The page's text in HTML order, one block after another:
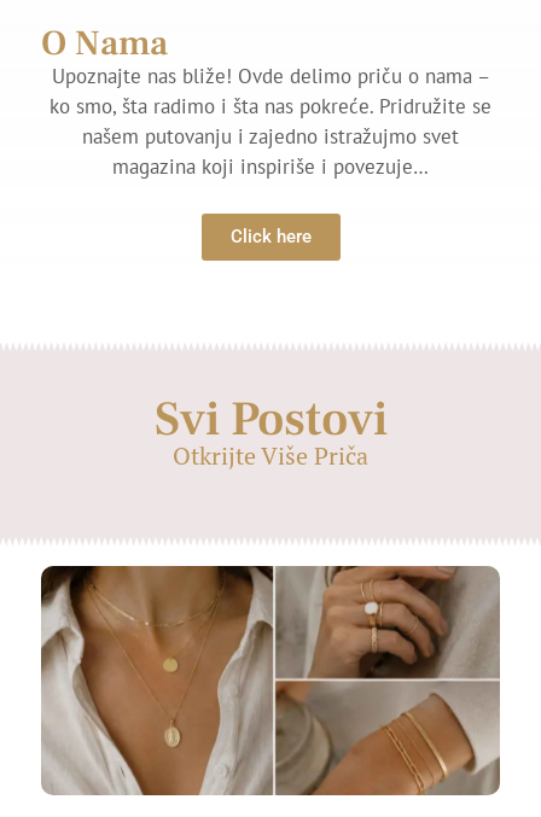
O Nama
Upoznajte nas bliže! Ovde delimo priču o nama –
ko smo, šta radimo i šta nas pokreće. Pridružite se
našem putovanju i zajedno istražujmo svet
magazina koji inspiriše i povezuje…
Click here
Svi Postovi
Otkrijte Više Priča